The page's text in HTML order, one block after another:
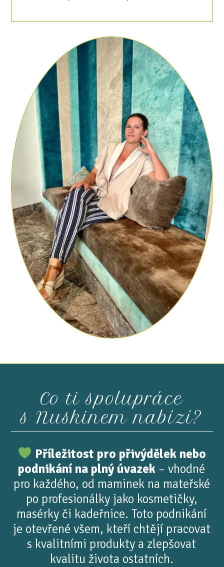
Co ti spolupráce
s Nuskinem nabízí?
Příležitost pro přivýdělek nebo
podnikání na plný úvazek – vhodné
pro každého, od maminek na mateřské
po profesionálky jako kosmetičky,
masérky či kadeřnice. Toto podnikání
je otevřené všem, kteří chtějí pracovat
s kvalitními produkty a zlepšovat
kvalitu života ostatních.